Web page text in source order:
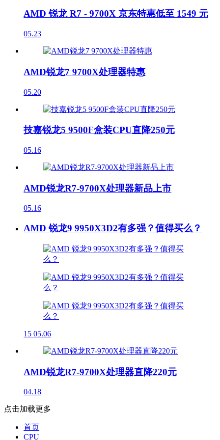
AMD 锐龙 R7 - 9700X 京东特惠低至 1549 元
05.23
AMD锐龙7 9700X处理器特惠
05.20
技嘉锐龙5 9500F盒装CPU直降250元
05.16
AMD锐龙R7-9700X处理器新品上市
05.16
AMD 锐龙9 9950X3D2有多强？值得买么？
15 05.06
AMD锐龙R7-9700X处理器直降220元
04.18
点击加载更多
首页
CPU